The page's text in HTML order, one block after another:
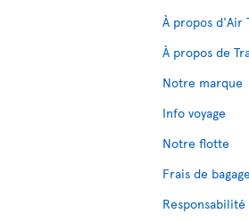
À propos d'Air
À propos de
Notre marque
Info voyage
Notre flotte
Frais de